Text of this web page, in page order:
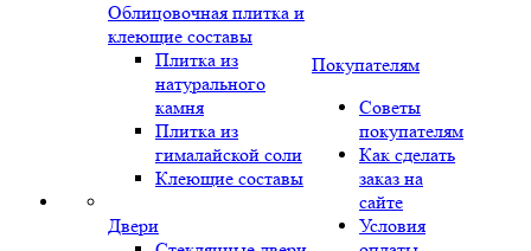
Облицовочная плитка и
клеющие составы
Плитка из
натурального
камня
Плитка из
гималайской соли
Клеющие составы
Двери
Покупателям
Советы
покупателям
Как сделать
заказ на
сайте
Условия